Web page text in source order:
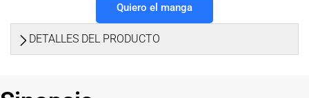
Quiero el manga
DETALLES DEL PRODUCTO